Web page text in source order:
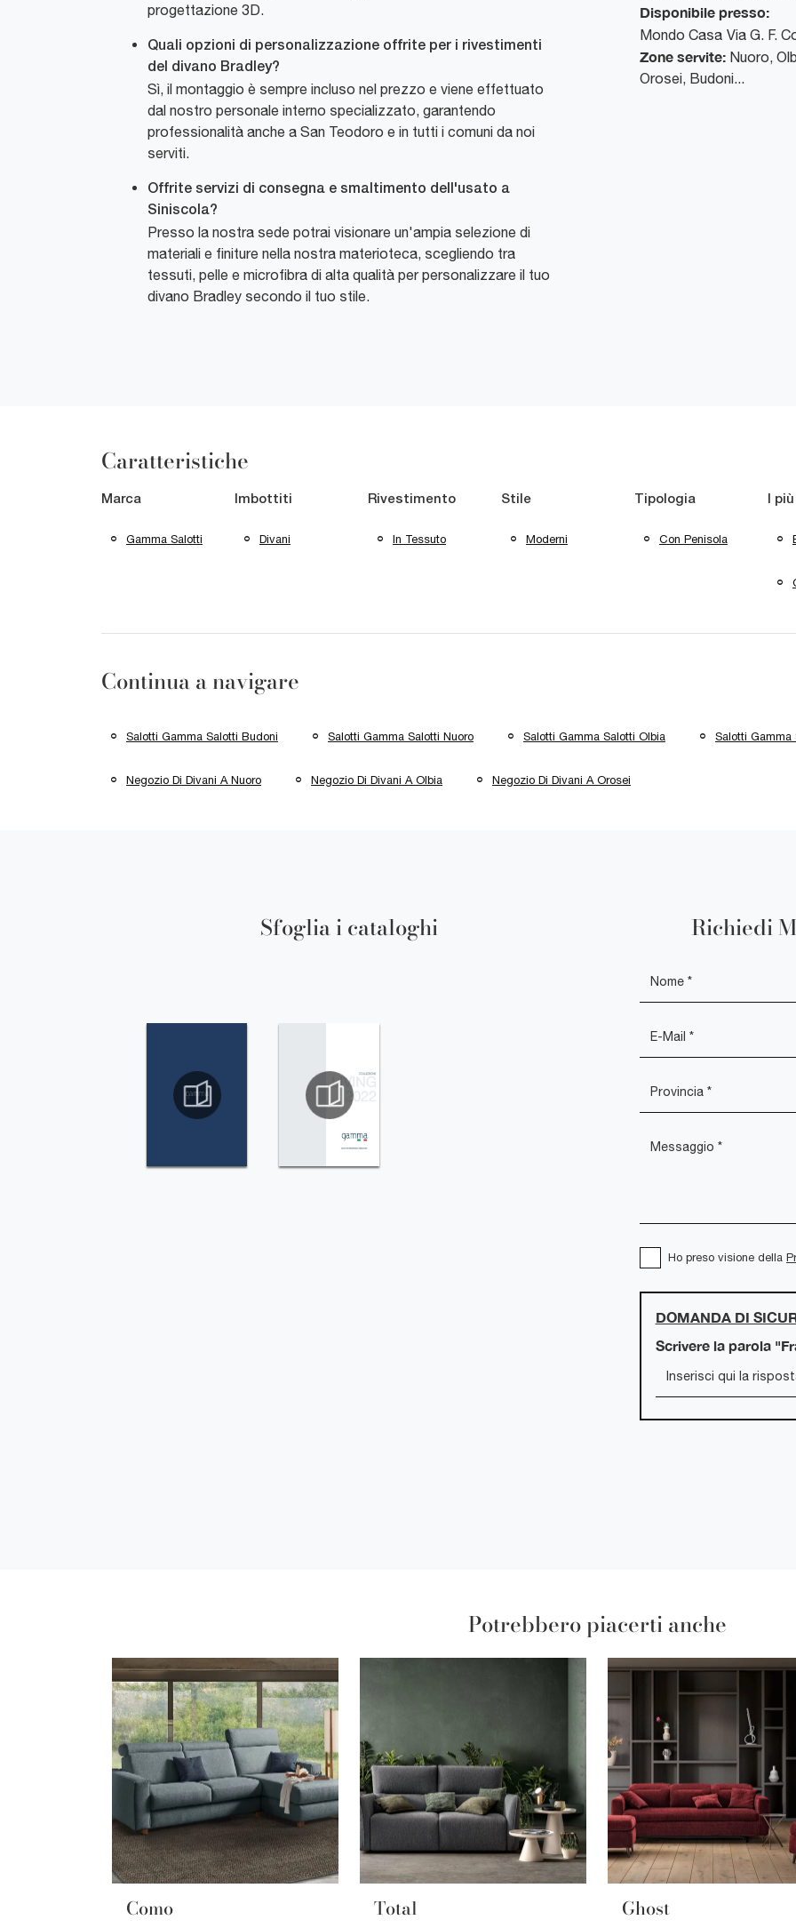
progettazione 3D.
Quali opzioni di personalizzazione offrite per i rivestimenti
del divano Bradley?
Sì, il montaggio è sempre incluso nel prezzo e viene effettuato
dal nostro personale interno specializzato, garantendo
professionalità anche a San Teodoro e in tutti i comuni da noi
serviti.
Offrite servizi di consegna e smaltimento dell'usato a
Siniscola?
Presso la nostra sede potrai visionare un'ampia selezione di
materiali e finiture nella nostra materioteca, scegliendo tra
tessuti, pelle e microfibra di alta qualità per personalizzare il tuo
divano Bradley secondo il tuo stile.
Disponibile presso:
Mondo Casa Via G. F.
Zone servite: Nuoro,
Orosei, Budoni...
Caratteristiche
Marca
Gamma Salotti
Imbottiti
Divani
Rivestimento
In Tessuto
Stile
Moderni
Tipologia
Con Penisola
I
Continua a navigare
Salotti Gamma Salotti Budoni Salotti Gamma Salotti Nuoro Salotti Gamma Salotti Olbia Salotti Gamma
Negozio Di Divani A Nuoro Negozio Di Divani A Olbia Negozio Di Divani A Orosei
Sfoglia i cataloghi Richiedi
Ho preso visione della
DOMANDA DI
Scrivere la parola
Potrebbero piacerti anche
Como Total Ghost